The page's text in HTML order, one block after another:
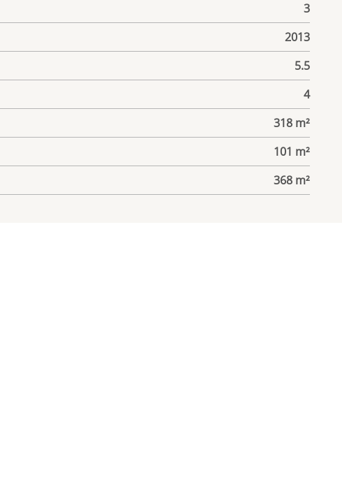
3
2013
5.5
4
318 m²
101 m²
368 m²